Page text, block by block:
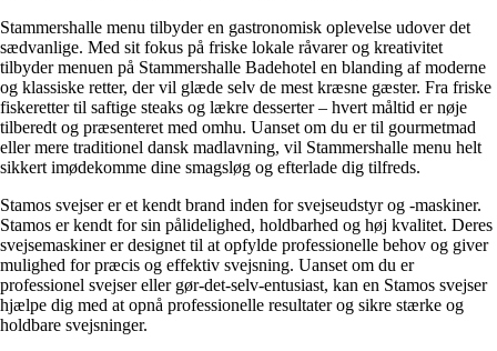
Stammershalle menu tilbyder en gastronomisk oplevelse udover det
sædvanlige. Med sit fokus på friske lokale råvarer og kreativitet
tilbyder menuen på Stammershalle Badehotel en blanding af moderne
og klassiske retter, der vil glæde selv de mest kræsne gæster. Fra friske
fiskeretter til saftige steaks og lækre desserter – hvert måltid er nøje
tilberedt og præsenteret med omhu. Uanset om du er til gourmetmad
eller mere traditionel dansk madlavning, vil Stammershalle menu helt
sikkert imødekomme dine smagsløg og efterlade dig tilfreds.
Stamos svejser er et kendt brand inden for svejseudstyr og -maskiner.
Stamos er kendt for sin pålidelighed, holdbarhed og høj kvalitet. Deres
svejsemaskiner er designet til at opfylde professionelle behov og giver
mulighed for præcis og effektiv svejsning. Uanset om du er
professionel svejser eller gør-det-selv-entusiast, kan en Stamos svejser
hjælpe dig med at opnå professionelle resultater og sikre stærke og
holdbare svejsninger.